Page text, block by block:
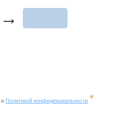
→
и Политикой конфиденциальности *